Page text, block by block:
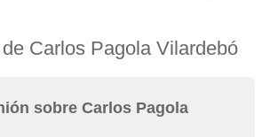
Carlos Pagola Vilardebó
sobre Carlos Pagola